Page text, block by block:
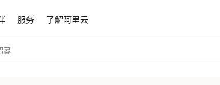
服务 了解阿里云
募